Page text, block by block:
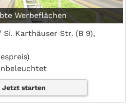
Werbeflächen
Si. Karthäuser Str. (B 9),
Jetzt starten